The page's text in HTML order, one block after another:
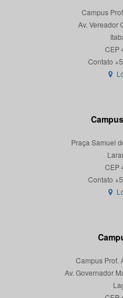
Campus
Av. Vereador
CEP
Praça Samuel
CEP
Campus Prof.
Av. Governador